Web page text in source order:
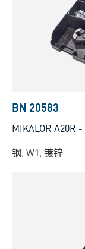
BN 20583
MIKALOR A20R -
钢, W1, 镀锌